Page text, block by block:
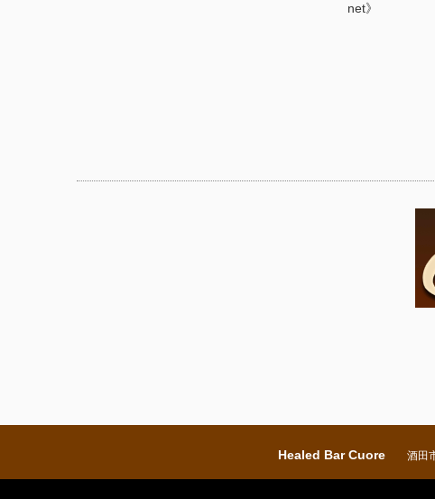
net》
Healed Bar Cuore 酒田